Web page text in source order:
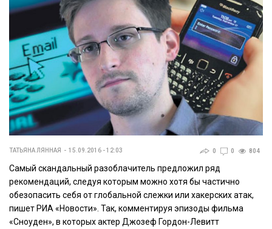
ТАТЬЯНА ЛЯННАЯ 15.09.2016 - 12:03 0 0 804
Самый скандальный разоблачитель предложил ряд
рекомендаций, следуя которым можно хотя бы частично
обезопасить себя от глобальной слежки или хакерских атак,
пишет РИА «Новости». Так, комментируя эпизоды фильма
«Сноуден», в которых актер Джозеф Гордон-Левитт